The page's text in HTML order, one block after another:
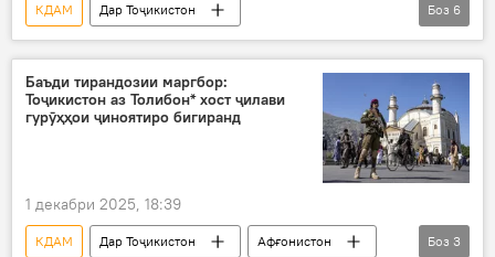
КДАМ
Дар Тоҷикистон
Марзи Тоҷикистону Афғонистон: ҳоло чӣ рух дода истодааст?
Афғонистон
нобуд кардани террорист
террорист
муқовимат
Боз 6
Баъди тирандозии маргбор:
Тоҷикистон аз Толибон* хост ҷилави
гурӯҳҳои ҷиноятиро бигиранд
1 декабри 2025, 18:39
КДАМ Дар Тоҷикистон
Афғонистон
Боз 3